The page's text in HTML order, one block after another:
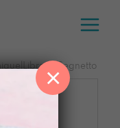
Segnetto
×